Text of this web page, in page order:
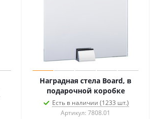
Наградная стела Board, в
подарочной коробке
Есть в наличии (1233 шт.)
Артикул: 7808.01